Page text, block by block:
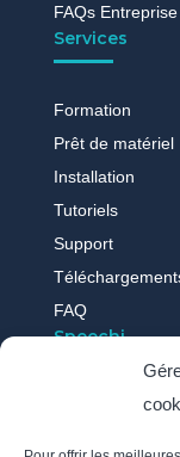
FAQs Entreprise
Services
Formation
Prêt de matériel
Installation
Tutoriels
Support
FAQ
Speechi
Qui sommes-